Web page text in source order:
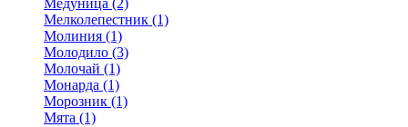
Медуница (2)
Мелколепестник (1)
Молиния (1)
Молодило (3)
Молочай (1)
Монарда (1)
Морозник (1)
Мята (1)